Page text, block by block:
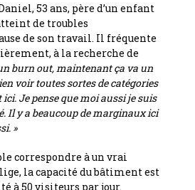
53 ans, père d’un enfant
de troubles
de son travail. Il fréquente
à la recherche de
un burn out, maintenant ça va un
voir toutes sortes de catégories
Je pense que moi aussi je suis
Il y a beaucoup de marginaux ici
»
correspondre à un vrai
la capacité du bâtiment est
à 50 visiteurs par jour.